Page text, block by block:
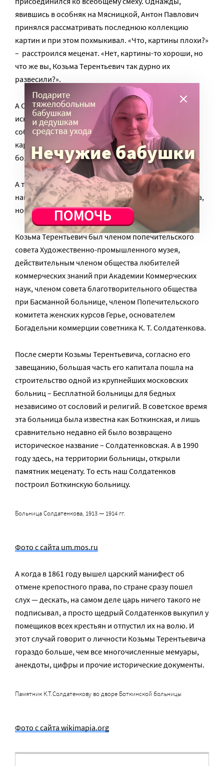
явившись в особняк на Мясницкой, Антон Павлович
принялся рассматривать последнюю коллекцию
картин и при этом похмыкивал. «Что, картины плохи?»
– расстроился меценат. «Нет, картины-то хороши, но
что же вы, Козьма Терентьевич так дурно их
развесили?».
А Солдатенков, между тем, считал свои затраты на
искусство недостаточными для оправдания
собственного пребывания на земле. Ведь все эти
картины, книги и скульптуры покупались, по
большому счету, для себя. А что же для других?
А теперь – о главном. Конечно, интересно знать. что
наш герой был первым владельцем «Леса» Шишкина,
но разве это так уж важно?
Козьма Терентьевич был членом попечительского
совета Художественно-промышленного музея,
действительным членом общества любителей
коммерческих знаний при Академии Коммерческих
наук, членом совета благотворительного общества
при Басманной больнице, членом Попечительского
комитета женских курсов Герье, основателем
Богадельни коммерции советника К. Т. Солдатенкова.
После смерти Козьмы Терентьевича, согласно его
завещанию, большая часть его капитала пошла на
строительство одной из крупнейших московских
больниц – Бесплатной больницы для бедных
независимо от сословий и религий. В советское время
эта больница была известна как Боткинская, и лишь
сравнительно недавно ей было возвращено
историческое название – Солдатенковская. А в 1990
году здесь, на территории больницы, открыли
памятник меценату. То есть наш Солдатенков
построил Боткинскую больницу.
Больница Солдатенкова, 1913 — 1914 гг.
Фото с сайта um.mos.ru
А когда в 1861 году вышел царский манифест об
отмене крепостного права, по стране сразу пошел
слух — дескать, на самом деле царь ничего такого не
подписывал, а просто щедрый Солдатенков выкупил у
помещиков всех крестьян и отпустил их на волю. И
этот случай говорит о личности Козьмы Терентьевича
гораздо больше, чем все многочисленные мемуары,
анекдоты, цифры и прочие исторические документы.
Памятник К.Т.Солдатенкову во дворе Боткинской больницы
Фото с сайта wikimapia.org